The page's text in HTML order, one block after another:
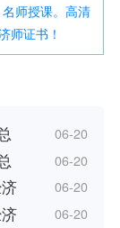
师授课。高清
师证书！
06-20
06-20
06-20
06-20